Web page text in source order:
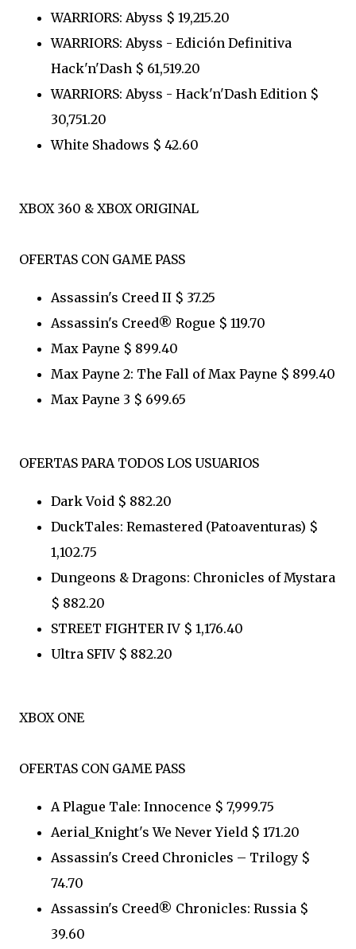
WARRIORS: Abyss $ 19,215.20
WARRIORS: Abyss - Edición Definitiva
Hack'n'Dash $ 61,519.20
WARRIORS: Abyss - Hack'n'Dash Edition $
30,751.20
White Shadows $ 42.60
XBOX 360 & XBOX ORIGINAL
OFERTAS CON GAME PASS
Assassin's Creed II $ 37.25
Assassin's Creed® Rogue $ 119.70
Max Payne $ 899.40
Max Payne 2: The Fall of Max Payne $ 899.40
Max Payne 3 $ 699.65
OFERTAS PARA TODOS LOS USUARIOS
Dark Void $ 882.20
DuckTales: Remastered (Patoaventuras) $
1,102.75
Dungeons & Dragons: Chronicles of Mystara
$ 882.20
STREET FIGHTER IV $ 1,176.40
Ultra SFIV $ 882.20
XBOX ONE
OFERTAS CON GAME PASS
A Plague Tale: Innocence $ 7,999.75
Aerial_Knight's We Never Yield $ 171.20
Assassin's Creed Chronicles – Trilogy $
74.70
Assassin's Creed® Chronicles: Russia $
39.60